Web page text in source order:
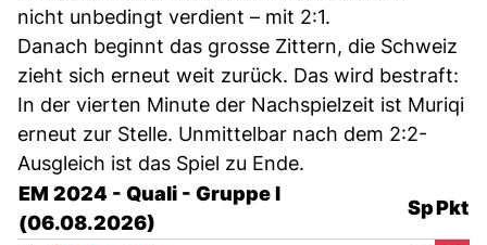
nicht unbedingt verdient – mit 2:1.
Danach beginnt das grosse Zittern, die Schweiz
zieht sich erneut weit zurück. Das wird bestraft:
In der vierten Minute der Nachspielzeit ist Muriqi
erneut zur Stelle. Unmittelbar nach dem 2:2-
Ausgleich ist das Spiel zu Ende.
EM 2024 - Quali - Gruppe I
(06.08.2026)
SpPkt